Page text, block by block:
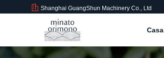
Shanghai GuangShun Machinery Co., Ltd
Casa